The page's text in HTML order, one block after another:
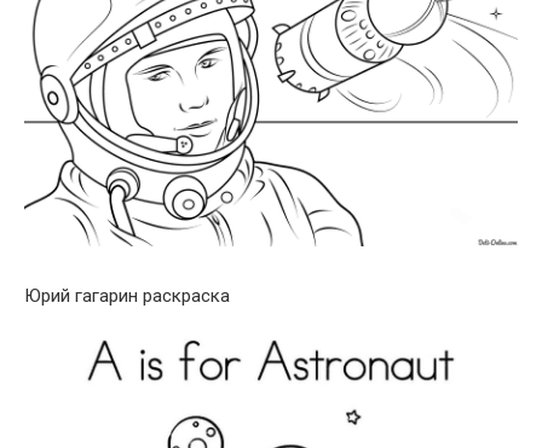
Юрий гагарин раскраска